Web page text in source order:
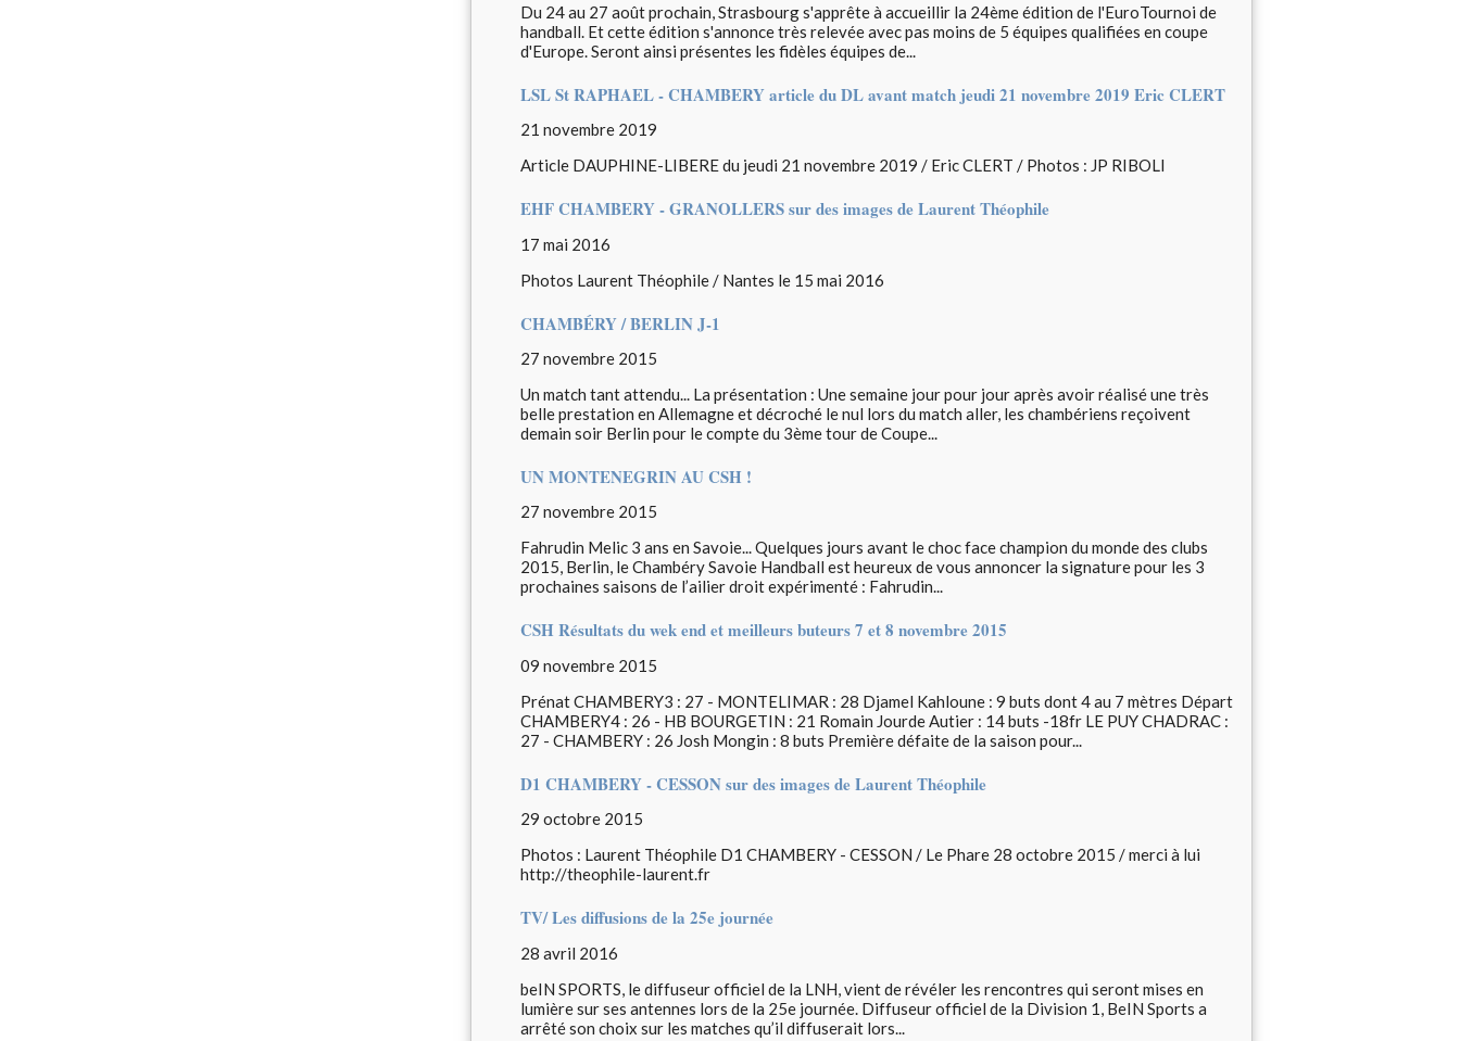
Du 24 au 27 août prochain, Strasbourg s'apprête à accueillir la 24ème édition de l'EuroTournoi de
handball. Et cette édition s'annonce très relevée avec pas moins de 5 équipes qualifiées en coupe
d'Europe. Seront ainsi présentes les fidèles équipes de...
LSL St RAPHAEL - CHAMBERY article du DL avant match jeudi 21 novembre 2019 Eric CLERT
21 novembre 2019
Article DAUPHINE-LIBERE du jeudi 21 novembre 2019 / Eric CLERT / Photos : JP RIBOLI
EHF CHAMBERY - GRANOLLERS sur des images de Laurent Théophile
17 mai 2016
Photos Laurent Théophile / Nantes le 15 mai 2016
CHAMBÉRY / BERLIN J-1
27 novembre 2015
Un match tant attendu... La présentation : Une semaine jour pour jour après avoir réalisé une très
belle prestation en Allemagne et décroché le nul lors du match aller, les chambériens reçoivent
demain soir Berlin pour le compte du 3ème tour de Coupe...
UN MONTENEGRIN AU CSH !
27 novembre 2015
Fahrudin Melic 3 ans en Savoie... Quelques jours avant le choc face champion du monde des clubs
2015, Berlin, le Chambéry Savoie Handball est heureux de vous annoncer la signature pour les 3
prochaines saisons de l’ailier droit expérimenté : Fahrudin...
CSH Résultats du wek end et meilleurs buteurs 7 et 8 novembre 2015
09 novembre 2015
Prénat CHAMBERY3 : 27 - MONTELIMAR : 28 Djamel Kahloune : 9 buts dont 4 au 7 mètres Départ
CHAMBERY4 : 26 - HB BOURGETIN : 21 Romain Jourde Autier : 14 buts -18fr LE PUY CHADRAC :
27 - CHAMBERY : 26 Josh Mongin : 8 buts Première défaite de la saison pour...
D1 CHAMBERY - CESSON sur des images de Laurent Théophile
29 octobre 2015
Photos : Laurent Théophile D1 CHAMBERY - CESSON / Le Phare 28 octobre 2015 / merci à lui
http://theophile-laurent.fr
TV/ Les diffusions de la 25e journée
28 avril 2016
beIN SPORTS, le diffuseur officiel de la LNH, vient de révéler les rencontres qui seront mises en
lumière sur ses antennes lors de la 25e journée. Diffuseur officiel de la Division 1, BeIN Sports a
arrêté son choix sur les matches qu’il diffuserait lors...